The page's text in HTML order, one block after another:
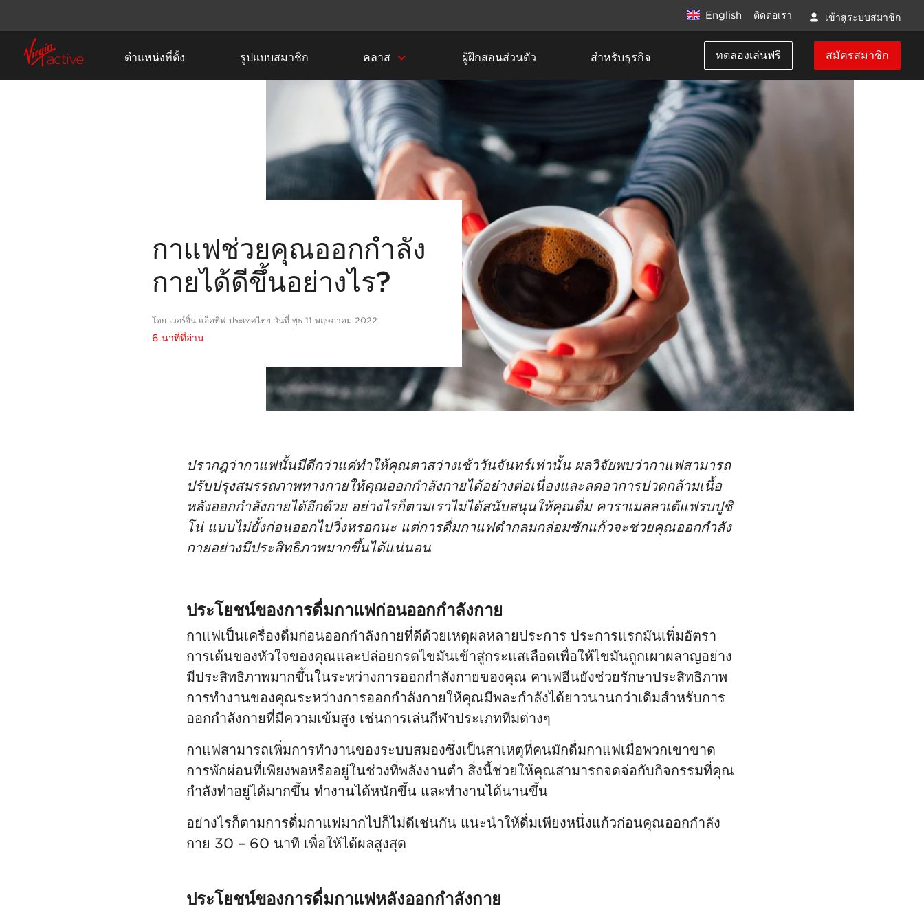
English ติดต่อเรา เข้าสู่ระบบสมาชิก
ตำแหน่งที่ตั้ง รูปแบบสมาชิก คลาส ผู้ฝึกสอนส่วนตัว สำหรับธุรกิจ ทดลองเล่นฟรี สมัครสมาชิก
กาแฟช่วยคุณออกกำลัง
กายได้ดีขึ้นอย่างไร?
โดย เวอร์จิ้น แอ็คทีฟ ประเทศไทย วันที่ พุธ 11 พฤษภาคม 2022
6 นาที่ที่อ่าน
ปรากฎว่ากาแฟนั้นมีดีกว่าแค่ทำให้คุณตาสว่างเช้าวันจันทร์เท่านั้น ผลวิจัยพบว่ากาแฟสามารถ
ปรับปรุงสมรรถภาพทางกายให้คุณออกกำลังกายได้อย่างต่อเนื่องและลดอาการปวดกล้ามเนื้อ
หลังออกกำลังกายได้อีกด้วย อย่างไรก็ตามเราไม่ได้สนับสนุนให้คุณดื่ม คาราเมลลาเต้แฟรบปูชิ
โน่ แบบไม่ยั้งก่อนออกไปวิ่งหรอกนะ แต่การดื่มกาแฟดำกลมกล่อมซักแก้วจะช่วยคุณออกกำลัง
กายอย่างมีประสิทธิภาพมากขึ้นได้แน่นอน
ประโยชน์ของการดื่มกาแฟก่อนออกกำลังกาย
กาแฟเป็นเครื่องดื่มก่อนออกกำลังกายที่ดีด้วยเหตุผลหลายประการ ประการแรกมันเพิ่มอัตรา
การเต้นของหัวใจของคุณและปล่อยกรดไขมันเข้าสู่กระแสเลือดเพื่อให้ไขมันถูกเผาผลาญอย่าง
มีประสิทธิภาพมากขึ้นในระหว่างการออกกำลังกายของคุณ คาเฟอีนยังช่วยรักษาประสิทธิภาพ
การทำงานของคุณระหว่างการออกกำลังกายให้คุณมีพละกำลังได้ยาวนานกว่าเดิมสำหรับการ
ออกกำลังกายที่มีความเข้มสูง เช่นการเล่นกีฬาประเภททีมต่างๆ
กาแฟสามารถเพิ่มการทำงานของระบบสมองซึ่งเป็นสาเหตุที่คนมักดื่มกาแฟเมื่อพวกเขาขาด
การพักผ่อนที่เพียงพอหรืออยู่ในช่วงที่พลังงานต่ำ สิ่งนี้ช่วยให้คุณสามารถจดจ่อกับกิจกรรมที่คุณ
กำลังทำอยู่ได้มากขึ้น ทำงานได้หนักขึ้น และทำงานได้นานขึ้น
อย่างไรก็ตามการดื่มกาแฟมากไปก็ไม่ดีเช่นกัน แนะนำให้ดื่มเพียงหนึ่งแก้วก่อนคุณออกกำลัง
กาย 30 – 60 นาที เพื่อให้ได้ผลสูงสุด
ประโยชน์ของการดื่มกาแฟหลังออกกำลังกาย